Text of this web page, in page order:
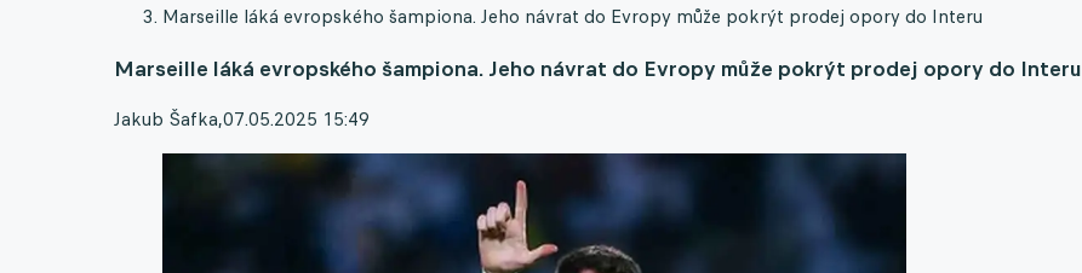
Marseille láká evropského šampiona. Jeho návrat do Evropy může pokrýt prodej opory do Interu
Marseille láká evropského šampiona. Jeho návrat do Evropy může pokrýt prodej opory do Interu
Jakub Šafka,07.05.2025 15:49